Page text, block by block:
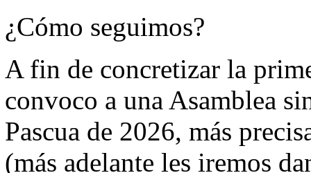
¿Cómo seguimos?
A fin de concretizar la
convoco a una Asamblea
Pascua de 2026, más
(más adelante les iremos